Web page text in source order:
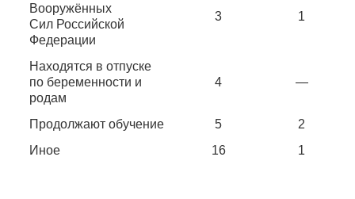
Вооружённых
Сил Российской
Федерации
3 1
Находятся в отпуске
по беременности и
родам
4 —
Продолжают обучение 5
2
Иное
16 1